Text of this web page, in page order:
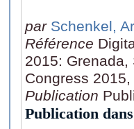
par Schenkel,
Référence
2015:
Congress
Publication
Publication